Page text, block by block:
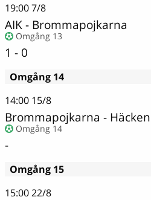
19:007/8
AIK- Brommapojkarna
Omgång 13
1 - 0
Omgång 14
14:00 15/8
Brommapojkarna - Häcken
Omgång 14
-
Omgång 15
15:0022/8